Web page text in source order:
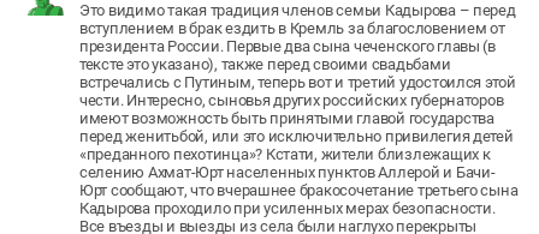
Это видимо такая традиция членов семьи Кадырова – перед
вступлением в брак ездить в Кремль за благословением от
президента России. Первые два сына чеченского главы (в
тексте это указано), также перед своими свадьбами
встречались с Путиным, теперь вот и третий удостоился этой
чести. Интересно, сыновья других российских губернаторов
имеют возможность быть принятыми главой государства
перед женитьбой, или это исключительно привилегия детей
«преданного пехотинца»? Кстати, жители близлежащих к
селению Ахмат-Юрт населенных пунктов Аллерой и Бачи-
Юрт сообщают, что вчерашнее бракосочетание третьего сына
Кадырова проходило при усиленных мерах безопасности.
Все въезды и выезды из села были наглухо перекрыты